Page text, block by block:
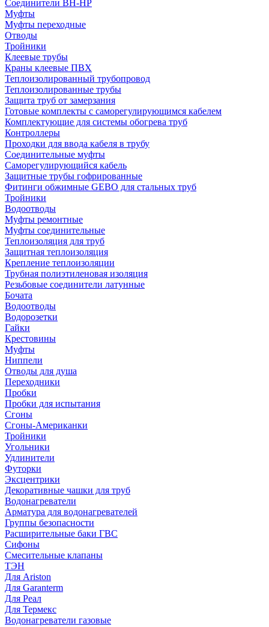
Соединители ВН-НР
Муфты
Муфты переходные
Отводы
Тройники
Клеевые трубы
Краны клеевые ПВХ
Теплоизолированный трубопровод
Теплоизолированные трубы
Защита труб от замерзания
Готовые комплекты с саморегулирующимся кабелем
Комплектующие для системы обогрева труб
Контроллеры
Проходки для ввода кабеля в трубу
Соединительные муфты
Саморегулирующийся кабель
Защитные трубы гофрированные
Фитинги обжимные GEBO для стальных труб
Тройники
Водоотводы
Муфты ремонтные
Муфты соединительные
Теплоизоляция для труб
Защитная теплоизоляция
Крепление теплоизоляции
Трубная полиэтиленовая изоляция
Резьбовые соединители латунные
Бочата
Водоотводы
Водорозетки
Гайки
Крестовины
Муфты
Ниппели
Отводы для душа
Переходники
Пробки
Пробки для испытания
Сгоны
Сгоны-Американки
Тройники
Угольники
Удлинители
Футорки
Эксцентрики
Декоративные чашки для труб
Водонагреватели
Арматура для водонагревателей
Группы безопасности
Расширительные баки ГВС
Сифоны
Смесительные клапаны
ТЭН
Для Ariston
Для Garanterm
Для Реал
Для Термекс
Водонагреватели газовые